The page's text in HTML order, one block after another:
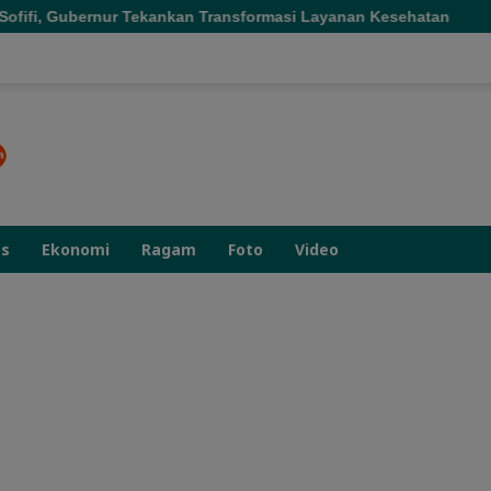
Transformasi Layanan Kesehatan Gubernur Sherly
Ekonomi Ragam Foto Video